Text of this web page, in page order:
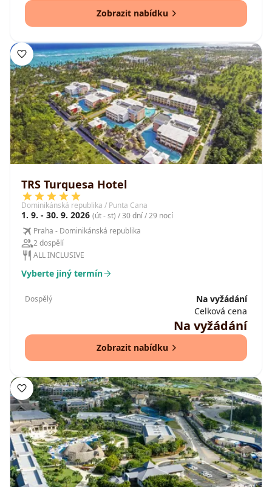
Zobrazit nabídku
TRS Turquesa Hotel
Dominikánská republika / Punta Cana
1. 9. - 30. 9. 2026 (út - st) / 30 dní / 29 nocí
Praha - Dominikánská republika
2 dospělí
ALL INCLUSIVE
Vyberte jiný termín
Dospělý
Na vyžádání
Celková cena
Na vyžádání
Zobrazit nabídku